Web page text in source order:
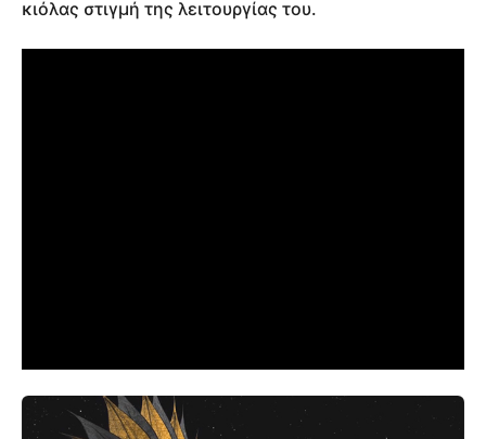
κιόλας στιγμή της λειτουργίας του.